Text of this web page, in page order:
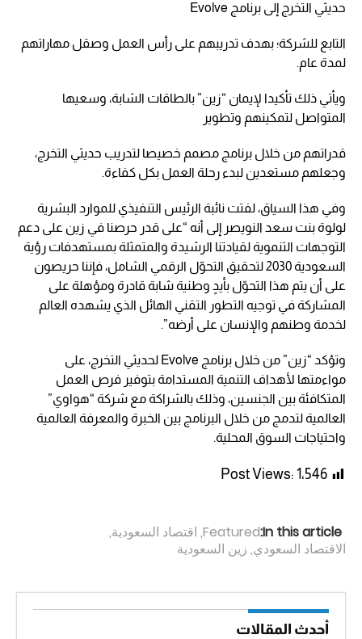
حديثي التخرج إلى برنامج Evolve
التابع للشركة؛ بهدف تدريبهم على رأس العمل وصقل مهاراتهم
لمدة عام.
ويأتي ذلك تأكيدا لإيمان “زين” بالطاقات الشابة، وسعيها
المتواصل لتمكينهم وتطوير
قدراتهم من خلال برنامج مصمم خصيصا لتدريب حديثي التخرج،
وجعلهم مستعدين لبدء رحلة العمل بكل كفاءة.
وفي هذا السياق، لفتت نائبة الرئيس التنفيذي للموارد البشرية
لولوة بنت سعد النويصر إلى أنه “على قدر حرصنا في زين على دعم
التوجهات التنموية لقيادتنا الرشيدة والمتمثلة بمستهدفات رؤية
السعودية 2030 لتحقيق التحوّل الرقمي الشامل، فإننا حريصون
على أن يتم هذا التحوّل بأيدٍ وطنية شابة قادرة ومؤهلة على
المشاركة في توجيه التطور التقني الهائل الذي يشهده العالم
لخدمة وطنهم والإنسان على أرضه”.
وتؤكد “زين” من خلال برنامج Evolve لحديثي التخرج، على
مواءمتها لأهداف التنمية المستدامة بتوفير فرص العمل
المتكافئة بين الجنسين، وذلك بالشراكة مع شركة “هواوي”
العالمية لتدمج من خلال البرنامج بين الخبرة والمعرفة العالمية
واحتياجات السوق المحلية.
Post Views: 1٬546
In this article:
Featured
, اقتصاد السعودية,
الاقتصاد السعودي, زين السعودية
أحدث المقالات